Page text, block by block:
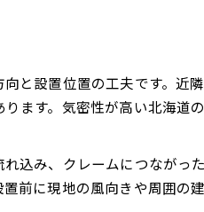
と設置位置の工夫です。
ます。気密性が高い北海
込み、クレームにつながっ
前に現地の風向きや周囲の